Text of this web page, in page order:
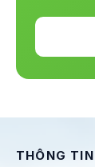
THÔNG